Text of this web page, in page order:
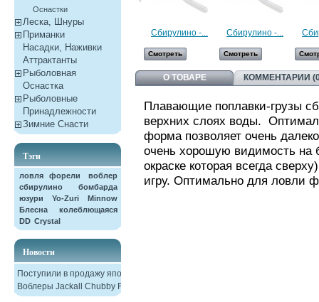
Оснастки
Леска, Шнуры
Приманки
Насадки, Наживки
Aттрактанты
Рыболовная
Оснастка
Рыболовные
Принадлежности
Зимние Снасти
Тэги
ловля форели
воблер
сбирулино
бомбарда
юзури
Yo-Zuri
Minnow
Блесна колеблющаяся
DD Crystal
Новости
Поступили в продажу японские
Воблеры Jackall Chubby F38
Сбирулино -...
Смотреть
Сбирулино -...
Смотреть
О ТОВАРЕ КОММЕНТАРИИ
Плавающие поплавки-грузы
верхних слоях воды.
форма позволяет очень
очень хорошую видимость на
окраске которая всегда
игру. Оптимально для ловли